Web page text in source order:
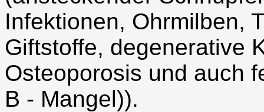
Infektionen, Ohrmilben,
Giftstoffe, degenerative
Osteoporosis und auch
B - Mangel)).